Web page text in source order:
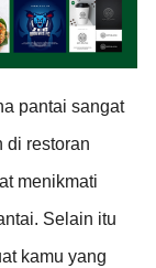
pantai sangat
di restoran
menikmati
Selain itu
kamu yang